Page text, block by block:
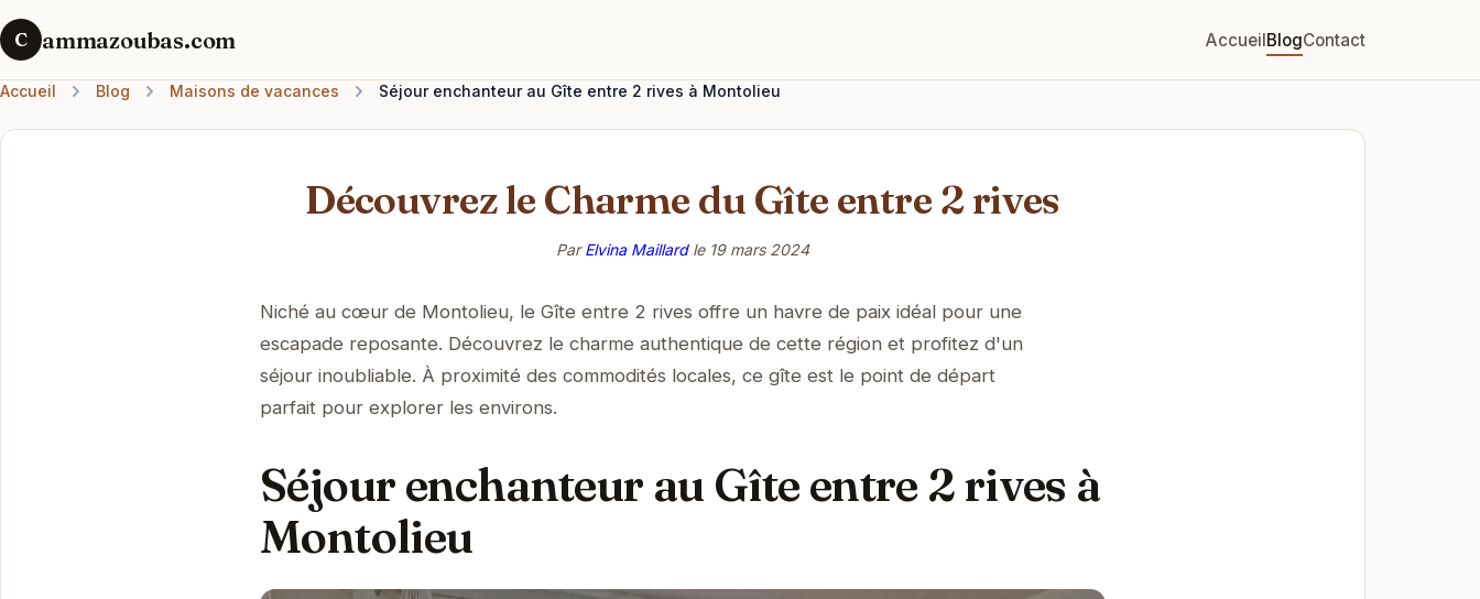
C ammazoubas.com AccueilBlogContact
Accueil Blog Maisons de vacances Séjour enchanteur au Gîte entre 2 rives à Montolieu
Découvrez le Charme du Gîte entre 2 rives
ParElvina Maillardle 19 mars 2024
Niché au cœur de Montolieu, le Gîte entre 2 rives offre un havre de paix idéal pour une
escapade reposante. Découvrez le charme authentique de cette région et profitez d'un
séjour inoubliable. À proximité des commodités locales, ce gîte est le point de départ
parfait pour explorer les environs.
Séjour enchanteur au Gîte entre 2 rives à
Montolieu